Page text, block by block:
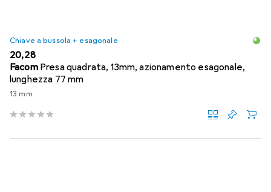
Chiave a bussola + esagonale
EUR
20,28
Facom Presa quadrata, 13mm, azionamento esagonale,
lunghezza 77 mm
13 mm